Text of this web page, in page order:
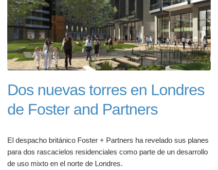
Dos nuevas torres en Londres
de Foster and Partners
El despacho británico Foster + Partners ha revelado sus planes
para dos rascacielos residenciales como parte de un desarrollo
de uso mixto en el norte de Londres.